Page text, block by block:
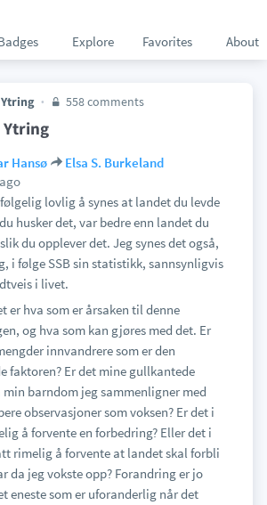
Explore Favorites About
Ytring 558 comments
Ytring
Hansø
Elsa S. Burkeland
lovlig å synes at landet du levde
husker det, var bedre enn landet du
du opplever det. Jeg synes det også,
i følge SSB sin statistikk, sannsynligvis
i livet.
er hva som er årsaken til denne
og hva som kan gjøres med det. Er
innvandrere som er den
faktoren? Er det mine gullkantede
min barndom jeg sammenligner med
observasjoner som voksen? Er det i
å forvente en forbedring? Eller det i
rimelig å forvente at landet skal forbli
da jeg vokste opp? Forandring er jo
eneste som er uforanderlig når det